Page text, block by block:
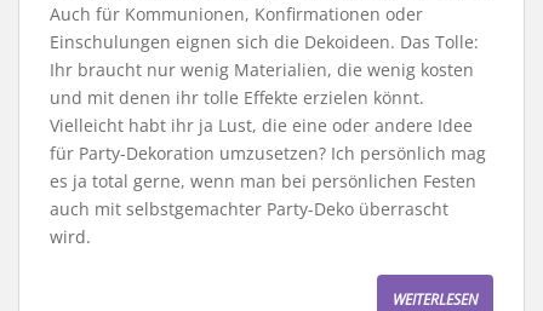
Auch für Kommunionen, Konfirmationen oder
Einschulungen eignen sich die Dekoideen. Das Tolle:
Ihr braucht nur wenig Materialien, die wenig kosten
und mit denen ihr tolle Effekte erzielen könnt.
Vielleicht habt ihr ja Lust, die eine oder andere Idee
für Party-Dekoration umzusetzen? Ich persönlich mag
es ja total gerne, wenn man bei persönlichen Festen
auch mit selbstgemachter Party-Deko überrascht
wird.
WEITERLESEN